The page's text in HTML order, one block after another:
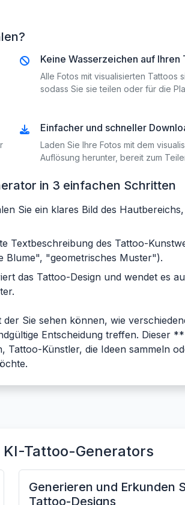
Keine Wasserzeichen auf
Alle Fotos mit visualisierten Tattoos
sodass Sie sie teilen oder für die
Einfacher und schneller
Laden Sie Ihre Fotos mit dem
Auflösung herunter, bereit zum
in 3 einfachen Schritten
Sie ein klares Bild des
Textbeschreibung des Tattoo-
Blume", "geometrisches Muster").
das Tattoo-Design und wendet es
Sie sehen können, wie
Entscheidung treffen. Dieser
Künstler, die Ideen sammeln
Tattoo-Generators
Generieren und Erkunden
Tattoo-Designs